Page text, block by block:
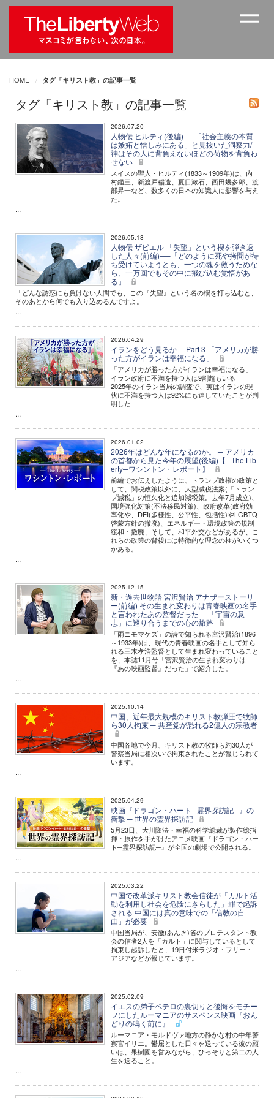
HOME タグ「キリスト教」の記事一覧
タグ「キリスト教」の記事一覧
2026.07.20
人物伝 ヒルティ(後編)──「社会主義の本質
は嫉妬と憎しみにある」と見抜いた洞察力/
神はその人に背負えないほどの荷物を背負わ
せない
スイスの聖人・ヒルティ(1833～1909年)は、内
村鑑三、新渡戸稲造、夏目漱石、西田幾多郎、渡
部昇一など、数多くの日本の知識人に影響を与え
た。
...
2026.05.18
人物伝 ザビエル 「失望」という楔を弾き返
した人々(前編)──「どのように死や拷問が待
ち受けていようとも、一つの魂を救うためな
ら、一万回でもその中に飛び込む覚悟があ
る」
「どんな誘惑にも負けない人間でも、この『失望』という名の楔を打ち込むと、
そのあとから何でも入り込めるんですよ。
...
2026.04.29
イランをどう見るか ─ Part 3 「アメリカが勝
った方がイランは幸福になる」
「アメリカが勝った方がイランは幸福になる」
イラン政府に不満を持つ人は9割超もいる
2025年のイラン当局の調査で、実はイランの現
状に不満を持つ人は92%にも達していたことが判
明した
...
2026.01.02
2026年はどんな年になるのか。 ─ アメリカ
の首都から見た今年の展望(後編)【─The Lib
erty─ワシントン・レポート】
前編でお伝えしたように、トランプ政権の政策と
して、関税政策以外に、大型減税法案(「トラン
プ減税」の恒久化と追加減税策。去年7月成立)、
国境強化対策(不法移民対策)、政府改革(政府効
率化や、DEI(多様性、公平性、包括性)やLGBTQ
啓蒙方針の撤廃)、エネルギー・環境政策の規制
緩和・撤廃、そして、和平外交などがあるが、こ
れらの政策の背後には特徴的な理念の柱がいくつ
かある。
...
2025.12.15
新・過去世物語 宮沢賢治 アナザーストーリ
ー(前編) その生まれ変わりは青春映画の名手
と言われたあの監督だった ─ 「宇宙の意
志」に巡り合うまでの心の旅路
「雨ニモマケズ」の詩で知られる宮沢賢治(1896
～1933年)は、現代の青春映画の名手として知ら
れる三木孝浩監督として生まれ変わっていること
を、本誌11月号「宮沢賢治の生まれ変わりは
『あの映画監督』だった」で紹介した。
...
2025.10.14
中国、近年最大規模のキリスト教弾圧で牧師
ら30人拘束 ─ 共産党が恐れる2億人の宗教者
中国各地で今月、キリスト教の牧師ら約30人が
警察当局に相次いで拘束されたことが報じられて
います。
...
2025.04.29
映画『ドラゴン・ハート─霊界探訪記─』の
衝撃 ─ 世界の霊界探訪記
5月23日、大川隆法・幸福の科学総裁が製作総指
揮・原作を手がけたアニメ映画『ドラゴン・ハー
ト─霊界探訪記─』が全国の劇場で公開される。
...
2025.03.22
中国で改革派キリスト教会信徒が「カルト活
動を利用し社会を危険にさらした」罪で起訴
される 中国には真の意味での「信教の自
由」が必要
中国当局が、安徽(あんき)省のプロテスタント教
会の信者2人を「カルト」に関与しているとして
拘束し起訴したと、19日付米ラジオ・フリー・
アジアなどが報じています。
...
2025.02.09
イエスの弟子ペテロの裏切りと後悔をモチー
フにしたルーマニアのサスペンス映画『おん
どりの鳴く前に』
ルーマニア・モルドヴァ地方の静かな村の中年警
察官イリエ。鬱屈とした日々を送っている彼の願
いは、果樹園を営みながら、ひっそりと第二の人
生を送ること。
...